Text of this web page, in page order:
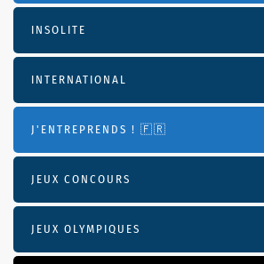
INSOLITE
INTERNATIONAL
J'ENTREPRENDS ! 🇫🇷
JEUX CONCOURS
JEUX OLYMPIQUES